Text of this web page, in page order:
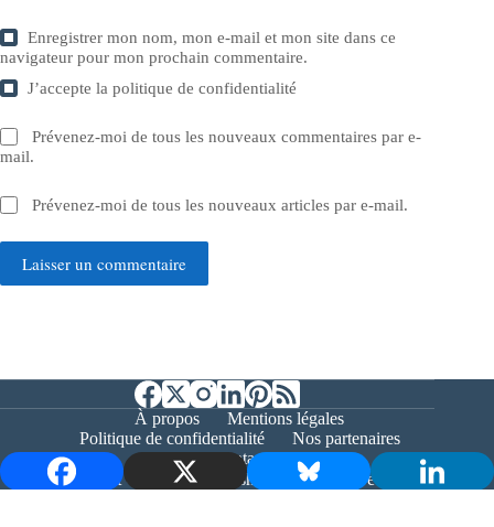
Enregistrer mon nom, mon e-mail et mon site dans ce
navigateur pour mon prochain commentaire.
J’accepte lapolitique de confidentialité
Prévenez-moi de tous les nouveaux commentaires par e-
mail.
Prévenez-moi de tous les nouveaux articles par e-mail.
Laisser un commentaire
À propos
Mentions légales
Politique de confidentialité
Nos partenaires
Contact
Copyright © 2026 - Bernieshoot.fr Journal Web